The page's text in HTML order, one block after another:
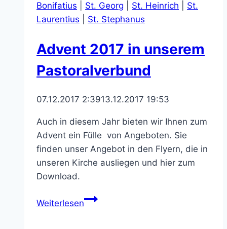
Bonifatius
St. Georg St. Heinrich
St.
Laurentius
St. Stephanus
Advent 2017 in unserem
Pastoralverbund
07.12.2017 2:3913.12.2017 19:53
Auch in diesem Jahr bieten wir Ihnen zum
Advent ein Fülle von Angeboten. Sie
finden unser Angebot in den Flyern, die in
unseren Kirche ausliegen und hier zum
Download.
WeiterlesenAdvent